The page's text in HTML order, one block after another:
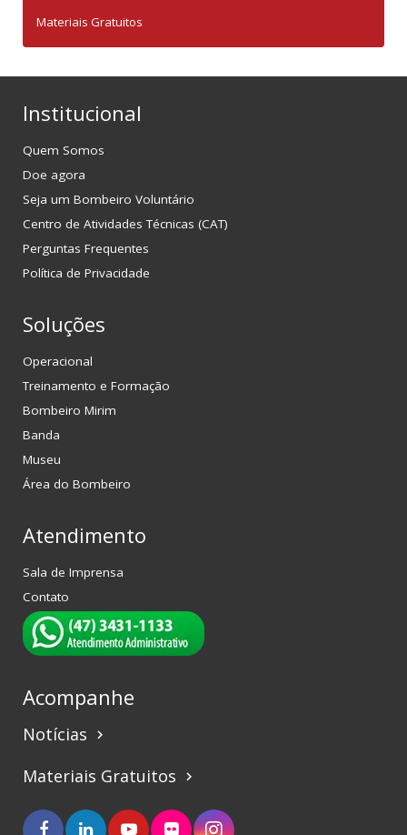
Materiais Gratuitos
Institucional
Quem Somos
Doe agora
Seja um Bombeiro Voluntário
Centro de Atividades Técnicas (CAT)
Perguntas Frequentes
Política de Privacidade
Soluções
Operacional
Treinamento e Formação
Bombeiro Mirim
Banda
Museu
Área do Bombeiro
Atendimento
Sala de Imprensa
Contato
Acompanhe
Notícias keyboard_arrow_right
Materiais Gratuitos keyboard_arrow_right